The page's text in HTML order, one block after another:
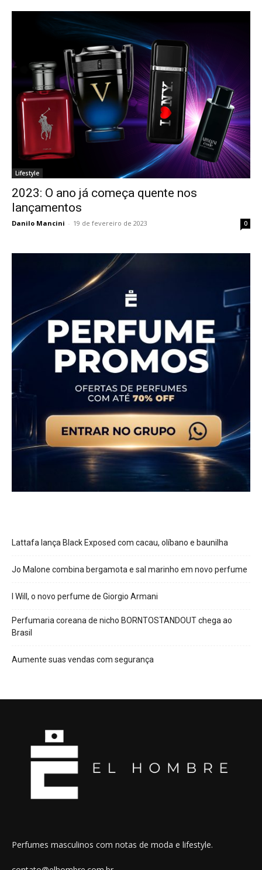
Lifestyle
2023: O ano já começa quente nos
lançamentos
Danilo Mancini - 19 de fevereiro de 2023 0
Lattafa lança Black Exposed com cacau, olíbano e baunilha
Jo Malone combina bergamota e sal marinho em novo perfume
I Will, o novo perfume de Giorgio Armani
Perfumaria coreana de nicho BORNTOSTANDOUT chega ao
Brasil
Aumente suas vendas com segurança
Perfumes masculinos com notas de moda e lifestyle.